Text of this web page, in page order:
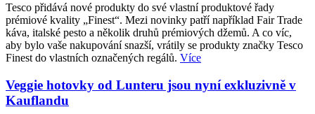
Tesco přidává nové produkty do své vlastní produktové řady
prémiové kvality „Finest“. Mezi novinky patří například Fair Trade
káva, italské pesto a několik druhů prémiových džemů. A co víc,
aby bylo vaše nakupování snazší, vrátily se produkty značky Tesco
Finest do vlastních označených regálů. Více
Veggie hotovky od Lunteru jsou nyní exkluzivně v
Kauflandu